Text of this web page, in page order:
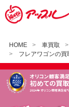
HOME 車買取
フレアワゴンの買